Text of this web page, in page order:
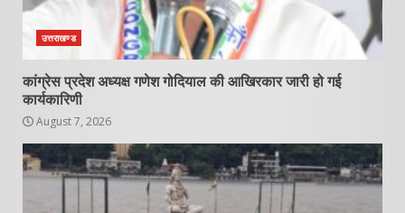
उत्तराखण्ड
कांग्रेस प्रदेश अध्यक्ष गणेश गोदियाल की आखिरकार जारी हो गई
कार्यकारिणी
August 7, 2026